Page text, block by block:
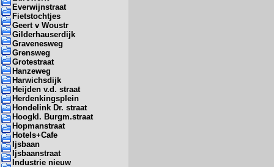
Everwijnstraat
Fietstochtjes
Geert v Woustr
Gilderhauserdijk
Gravenesweg
Grensweg
Grotestraat
Hanzeweg
Harwichsdijk
Heijden v.d. straat
Herdenkingsplein
Hondelink Dr. straat
Hoogkl. Burgm.straat
Hopmanstraat
Hotels+Cafe
Ijsbaan
Ijsbaanstraat
Industrie nieuw